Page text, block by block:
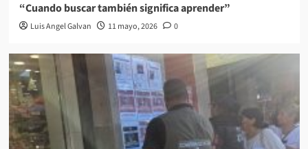
“Cuando buscar también significa aprender”
Luis Angel Galvan 11 mayo, 2026 0